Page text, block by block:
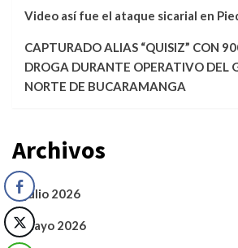
Video así fue el ataque sicarial en
CAPTURADO ALIAS “QUISIZ” CON
DROGA DURANTE OPERATIVO DEL
NORTE DE BUCARAMANGA
Archivos
julio 2026
mayo 2026